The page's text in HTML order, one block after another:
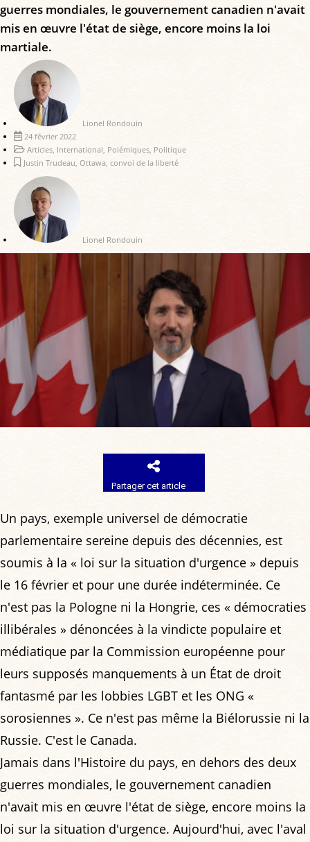
guerres mondiales, le gouvernement canadien n'avait
mis en œuvre l'état de siège, encore moins la loi
martiale.
Lionel Rondouin
24 février 2022
Articles International Polémiques Politique
Justin Trudeau Ottawa convoi de la liberté
Lionel Rondouin
Partager cet article
Un pays, exemple universel de démocratie
parlementaire sereine depuis des décennies, est
soumis à la « loi sur la situation d'urgence » depuis
le 16 février et pour une durée indéterminée. Ce
n'est pas la Pologne ni la Hongrie, ces « démocraties
illibérales » dénoncées à la vindicte populaire et
médiatique par la Commission européenne pour
leurs supposés manquements à un État de droit
fantasmé par les lobbies LGBT et les ONG «
sorosiennes ». Ce n'est pas même la Biélorussie ni la
Russie. C'est le Canada.
Jamais dans l'Histoire du pays, en dehors des deux
guerres mondiales, le gouvernement canadien
n'avait mis en œuvre l'état de siège, encore moins la
loi sur la situation d'urgence. Aujourd'hui, avec l'aval